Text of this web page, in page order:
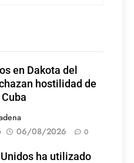
en Dakota del
hostilidad de
Cuba
06/08/2026 0
ha utilizado